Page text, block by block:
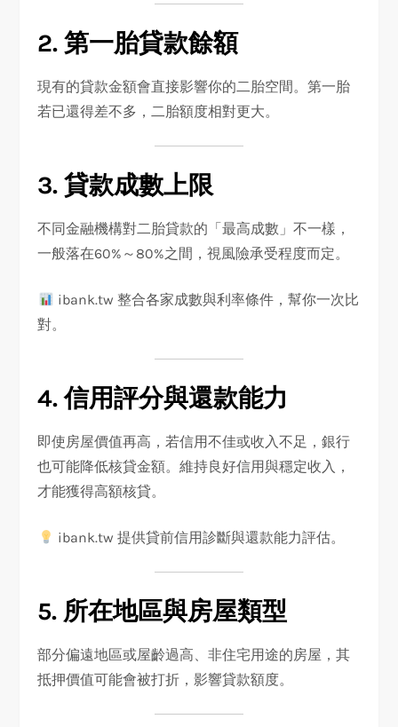
2. 第一胎貸款餘額
現有的貸款金額會直接影響你的二胎空間。第一胎
若已還得差不多，二胎額度相對更大。
3. 貸款成數上限
不同金融機構對二胎貸款的「最高成數」不一樣，
一般落在60%～80%之間，視風險承受程度而定。
ibank.tw 整合各家成數與利率條件，幫你一次比
對。
4. 信用評分與還款能力
即使房屋價值再高，若信用不佳或收入不足，銀行
也可能降低核貸金額。維持良好信用與穩定收入，
才能獲得高額核貸。
ibank.tw 提供貸前信用診斷與還款能力評估。
5. 所在地區與房屋類型
部分偏遠地區或屋齡過高、非住宅用途的房屋，其
抵押價值可能會被打折，影響貸款額度。